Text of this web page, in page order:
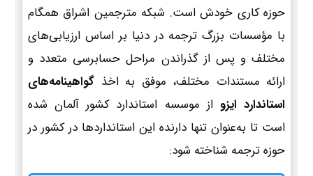
حوزه کاری خودش است. شبکه مترجمین اشراق همگام
با مؤسسات بزرگ ترجمه در دنیا بر اساس ارزیابی‌های
مختلف و پس از گذراندن مراحل حسابرسی متعدد و
ارائه مستندات مختلف، موفق به اخذ گواهینامه‌های
استاندارد ایزو از موسسه استاندارد کشور آلمان شده
است تا به‌عنوان تنها دارنده این استانداردها در کشور در
حوزه ترجمه شناخته شود: